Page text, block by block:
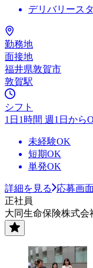
デリバリース
勤務地
面接地
福井県敦賀市
敦賀駅
シフト
1日1時間 週1日から
未経験OK
短期OK
単発OK
詳細を見る
応募画
正社員
大同生命保険株式